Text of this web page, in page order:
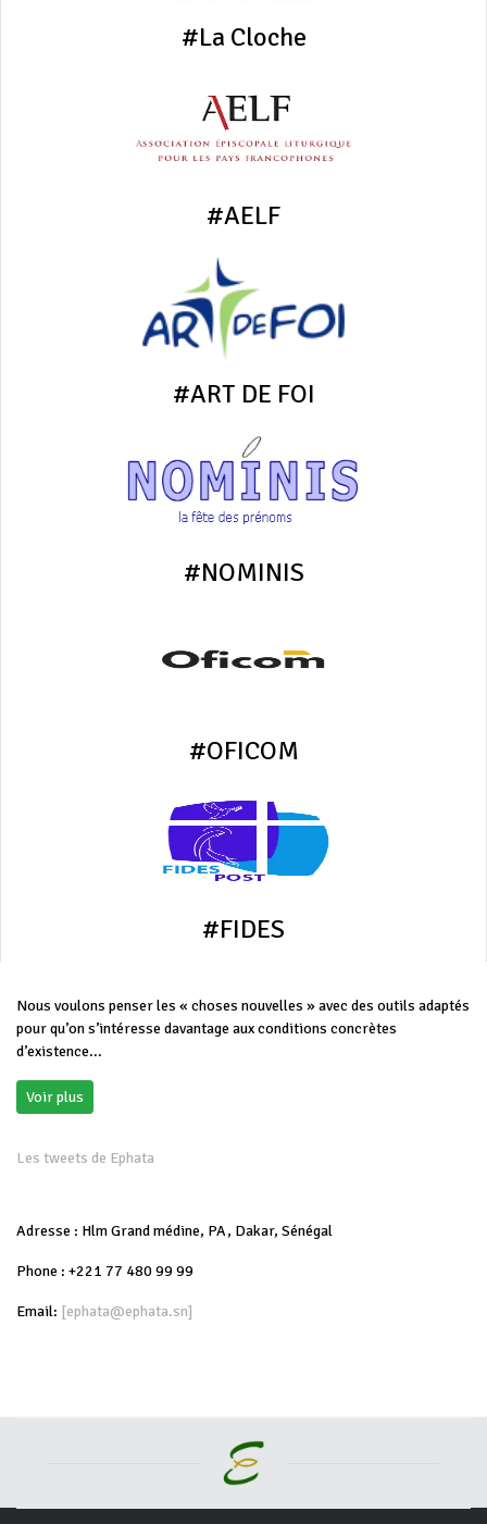
#La Cloche
#AELF
#ART DE FOI
#NOMINIS
#OFICOM
#FIDES
Nous voulons penser les « choses nouvelles » avec des outils adaptés
pour qu’on s’intéresse davantage aux conditions concrètes
d’existence...
Voir plus
Les tweets de Ephata
Adresse : Hlm Grand médine, PA, Dakar, Sénégal
Phone : +221 77 480 99 99
Email: [ephata@ephata.sn]